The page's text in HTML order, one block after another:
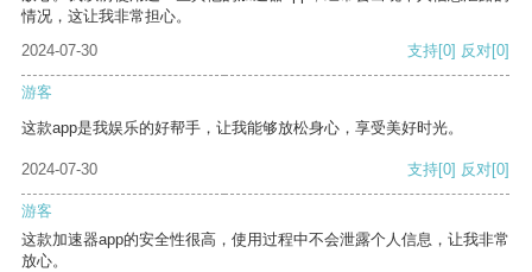
情况，这让我非常担心。
2024-07-30
支持[0] 反对[0]
游客
这款app是我娱乐的好帮手，让我能够放松身心，享受美好时光。
2024-07-30 支持[0] 反对[0]
游客
这款加速器app的安全性很高，使用过程中不会泄露个人信息，让我非常
放心。